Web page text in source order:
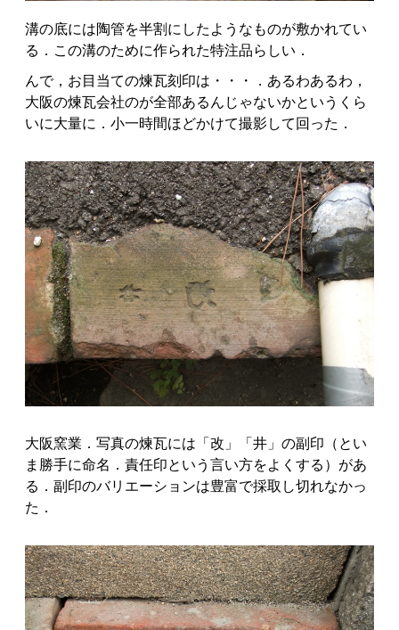
溝の底には陶管を半割にしたようなものが敷かれてい
る．この溝のために作られた特注品らしい．
んで，お目当ての煉瓦刻印は・・・．あるわあるわ，
大阪の煉瓦会社のが全部あるんじゃないかというくら
いに大量に．小一時間ほどかけて撮影して回った．
大阪窯業．写真の煉瓦には「改」「井」の副印（とい
ま勝手に命名．責任印という言い方をよくする）があ
る．副印のバリエーションは豊富で採取し切れなかっ
た．